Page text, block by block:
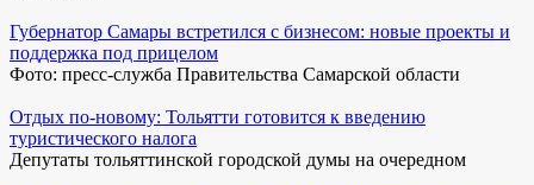
Губернатор Самары встретился с бизнесом: новые проекты и
поддержка под прицелом
Фото: пресс-служба Правительства Самарской области
Отдых по-новому: Тольятти готовится к введению
туристического налога
Депутаты тольяттинской городской думы на очередном